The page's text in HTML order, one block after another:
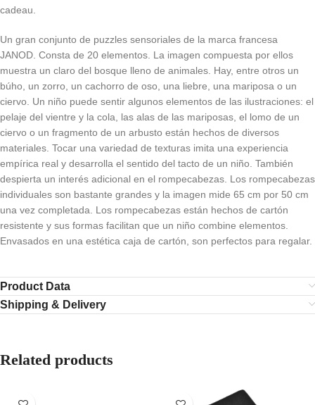
cadeau.
Un gran conjunto de puzzles sensoriales de la marca francesa
JANOD. Consta de 20 elementos. La imagen compuesta por ellos
muestra un claro del bosque lleno de animales. Hay, entre otros un
búho, un zorro, un cachorro de oso, una liebre, una mariposa o un
ciervo. Un niño puede sentir algunos elementos de las ilustraciones: el
pelaje del vientre y la cola, las alas de las mariposas, el lomo de un
ciervo o un fragmento de un arbusto están hechos de diversos
materiales. Tocar una variedad de texturas imita una experiencia
empírica real y desarrolla el sentido del tacto de un niño. También
despierta un interés adicional en el rompecabezas. Los rompecabezas
individuales son bastante grandes y la imagen mide 65 cm por 50 cm
una vez completada. Los rompecabezas están hechos de cartón
resistente y sus formas facilitan que un niño combine elementos.
Envasados ​​en una estética caja de cartón, son perfectos para regalar.
Product Data
Shipping & Delivery
Related products